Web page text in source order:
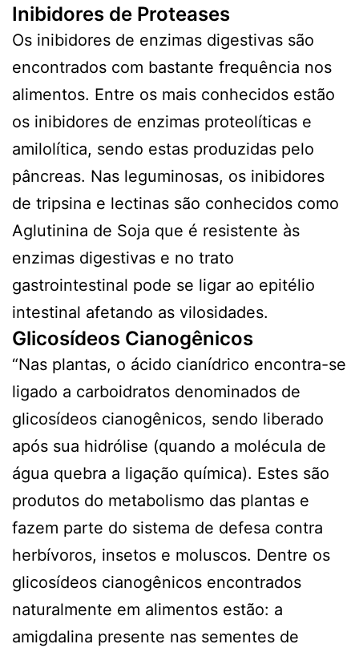
Inibidores de Proteases
Os inibidores de enzimas digestivas são
encontrados com bastante frequência nos
alimentos. Entre os mais conhecidos estão
os inibidores de enzimas proteolíticas e
amilolítica, sendo estas produzidas pelo
pâncreas. Nas leguminosas, os inibidores
de tripsina e lectinas são conhecidos como
Aglutinina de Soja que é resistente às
enzimas digestivas e no trato
gastrointestinal pode se ligar ao epitélio
intestinal afetando as vilosidades.
Glicosídeos Cianogênicos
“Nas plantas, o ácido cianídrico encontra-se
ligado a carboidratos denominados de
glicosídeos cianogênicos, sendo liberado
após sua hidrólise (quando a molécula de
água quebra a ligação química). Estes são
produtos do metabolismo das plantas e
fazem parte do sistema de defesa contra
herbívoros, insetos e moluscos. Dentre os
glicosídeos cianogênicos encontrados
naturalmente em alimentos estão: a
amigdalina presente nas sementes de